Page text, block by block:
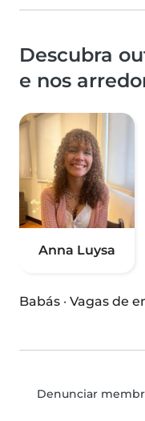
Descubra
e nos
Anna Luysa
Babás · Vagas de
Denunciar